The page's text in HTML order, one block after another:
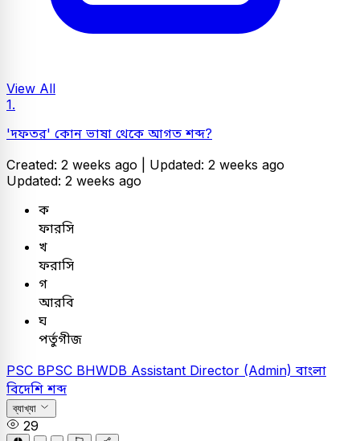
View All
1.
'দফতর' কোন ভাষা থেকে আগত শব্দ?
Created: 2 weeks ago | Updated: 2 weeks ago
Updated: 2 weeks ago
ক
ফারসি
খ
ফরাসি
গ
আরবি
ঘ
পর্তুগীজ
PSC BPSC BHWDB Assistant Director (Admin) বাংলা
বিদেশি শব্দ
ব্যাখ্যা
29